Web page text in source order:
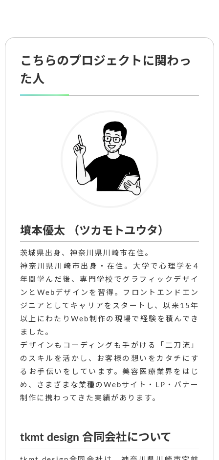
こちらのプロジェクトに関わっ
た人
墳本優太 （ツカモトユウタ）
茨城県出身、神奈川県川崎市在住。
神奈川県川崎市出身・在住。大学で心理学を4
年間学んだ後、専門学校でグラフィックデザイ
ンとWebデザインを習得。フロントエンドエン
ジニアとしてキャリアをスタートし、以来15年
以上にわたりWeb制作の現場で経験を積んでき
ました。
デザインもコーディングも手がける「二刀流」
のスキルを活かし、お客様の想いをカタチにす
るお手伝いをしています。美容医療業界をはじ
め、さまざまな業種のWebサイト・LP・バナー
制作に携わってきた実績があります。
tkmt design 合同会社について